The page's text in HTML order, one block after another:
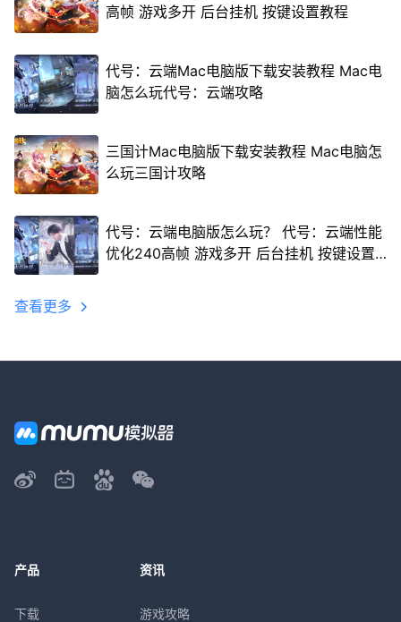
高帧 游戏多开 后台挂机 按键设置教程
代号：云端Mac电脑版下载安装教程 Mac电
脑怎么玩代号：云端攻略
三国计Mac电脑版下载安装教程 Mac电脑怎
么玩三国计攻略
代号：云端电脑版怎么玩？ 代号：云端性能
优化240高帧 游戏多开 后台挂机 按键设置
查看更多
产品
下载
资讯
游戏攻略